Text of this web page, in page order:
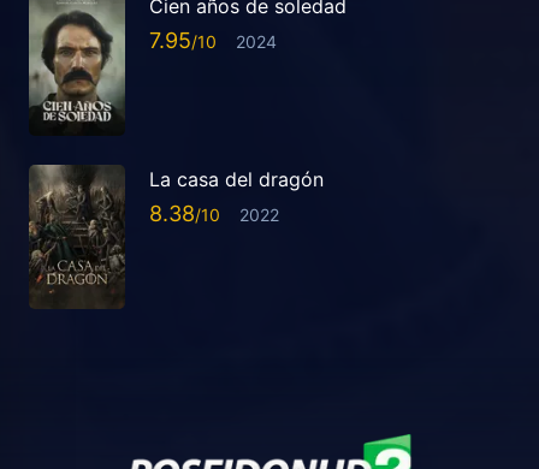
Cien años de soledad
7.95 2024
La casa del dragón
8.38 2022